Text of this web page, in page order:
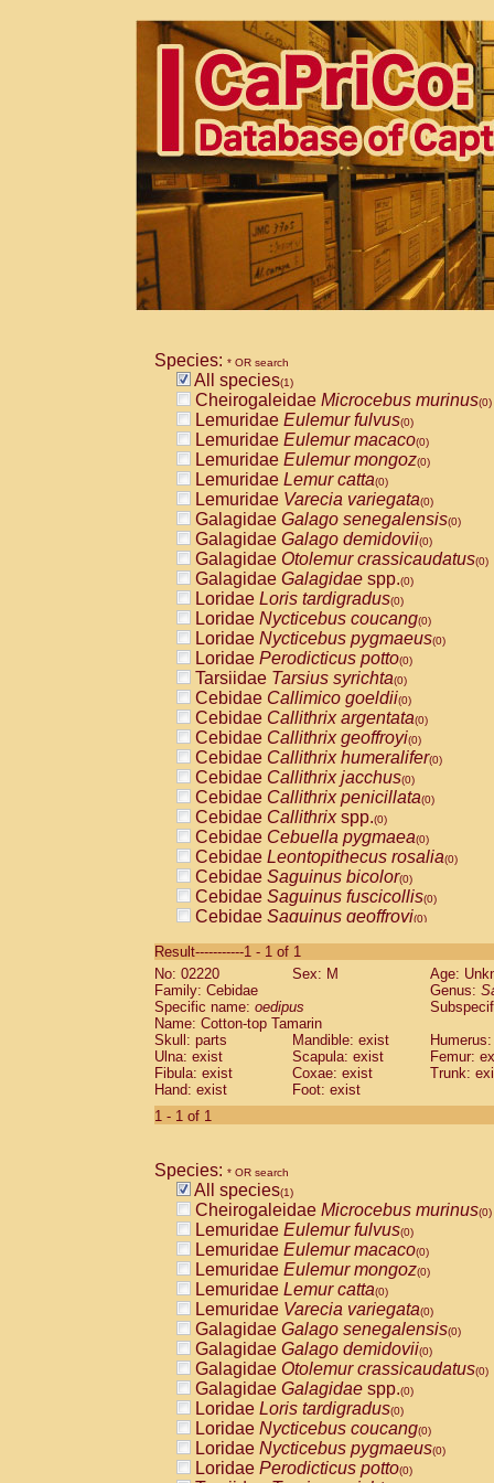
Species: * OR search
All species(1)
Cheirogaleidae Microcebus murinus(0)
Lemuridae Eulemur fulvus(0)
Lemuridae Eulemur macaco(0)
Lemuridae Eulemur mongoz(0)
Lemuridae Lemur catta(0)
Lemuridae Varecia variegata(0)
Galagidae Galago senegalensis(0)
Galagidae Galago demidovii(0)
Galagidae Otolemur crassicaudatus(0)
Galagidae Galagidae spp.(0)
Loridae Loris tardigradus(0)
Loridae Nycticebus coucang(0)
Loridae Nycticebus pygmaeus(0)
Loridae Perodicticus potto(0)
Tarsiidae Tarsius syrichta(0)
Cebidae Callimico goeldii(0)
Cebidae Callithrix argentata(0)
Cebidae Callithrix geoffroyi(0)
Cebidae Callithrix humeralifer(0)
Cebidae Callithrix jacchus(0)
Cebidae Callithrix penicillata(0)
Cebidae Callithrixspp.(0)
Cebidae Cebuella pygmaea(0)
Cebidae Leontopithecus rosalia(0)
Cebidae Saguinus bicolor(0)
Cebidae Saguinus fuscicollis(0)
Cebidae Saguinus geoffroyi(0)
CebidaeSaguinus labiatus(0)
Cebidae Saguinus leucopus (0)
Cebidae
CebidaeSaguinus mystax
Cebidae Saguinus nigricollis (0)
Cebidae Saguinus oedipus
Cebidae Saguinus weddelli
Cebidae Saguinusspp.
Cebidae
CebidaeCebus capucinus
CebidaeCebus nigrivittatus
CebidaeCebus spp.(0)
CebidaeSaimiri boliviensis(0)
CebidaeSaimiri sciureus(0)
AtelidaeAlouatta caraya(0)
AtelidaeAlouatta fusca(0)
AtelidaeAlouatta seniculus(0)
AtelidaeAlouattaspp.(0)
AtelidaeAteles belzebuth(0)
AtelidaeAteles geoffroyi(0)
AtelidaeAteles paniscus(0)
AtelidaeAtelesspp.(0)
AtelidaeLagothrix lagothricha(0)
AtelidaeLagothrix lagothricha cana
PitheciidaeCacajao calvus
Result-----------1 - 1 of 1
No: 02220
Sex: M
Age:
Family: Cebidae
Genus:
Specific name: oedipus
Name: Cotton-top Tamarin
Skull: parts
Mandible: exist
Ulna: exist
Scapula: exist
Femur:
Fibula: exist
Coxae: exist
Trunk:
Hand: exist
Foot: exist
1 - 1 of 1
Species: * OR search
All species(1)
Cheirogaleidae Microcebus murinus(0)
Lemuridae Eulemur fulvus(0)
Lemuridae Eulemur macaco(0)
Lemuridae Eulemur mongoz(0)
Lemuridae Lemur catta(0)
Lemuridae Varecia variegata(0)
Galagidae Galago senegalensis(0)
Galagidae Galago demidovii(0)
Galagidae Otolemur crassicaudatus(0)
Galagidae Galagidae spp.(0)
Loridae Loris tardigradus(0)
Loridae Nycticebus coucang(0)
Loridae Nycticebus pygmaeus(0)
Loridae Perodicticus potto(0)